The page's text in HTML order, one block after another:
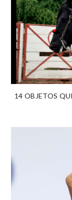
14 OBJETOS